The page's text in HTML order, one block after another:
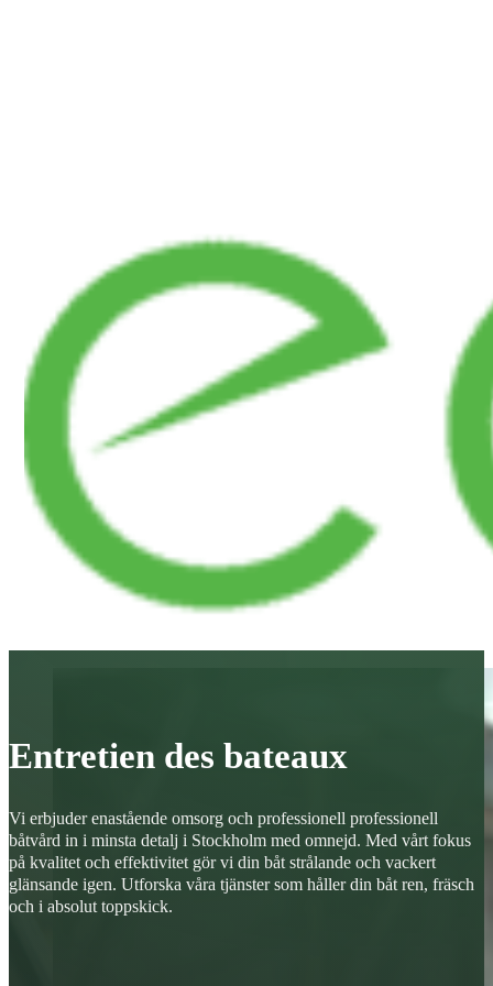
Entretien des bateaux
Vi erbjuder enastående omsorg och professionell professionell
båtvård in i minsta detalj i Stockholm med omnejd. Med vårt fokus
på kvalitet och effektivitet gör vi din båt strålande och vackert
glänsande igen. Utforska våra tjänster som håller din båt ren, fräsch
och i absolut toppskick.